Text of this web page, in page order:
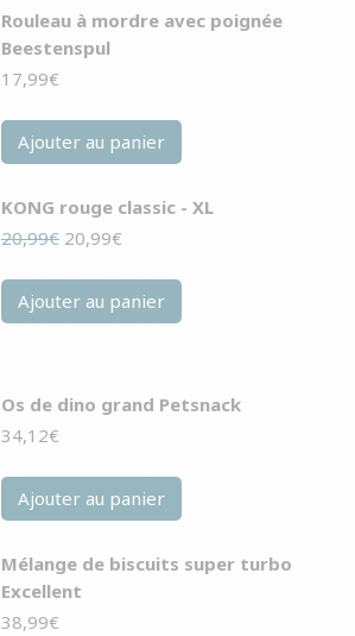
Rouleau à mordre avec poignée
Beestenspul
17,99€
Ajouter au panier
KONG rouge classic - XL
20,99€ Le
initial
était :
20,99€.
20,99€
actuel
est :
20,99€.
Ajouter au panier
Os de dino grand Petsnack
34,12€
Ajouter au panier
Mélange de biscuits super turbo
Excellent
38,99€